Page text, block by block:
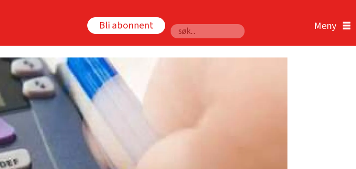
Bli abonnent
Søk